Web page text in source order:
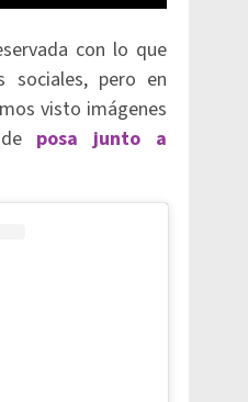
con lo que
sociales, pero en
visto imágenes
posa junto a